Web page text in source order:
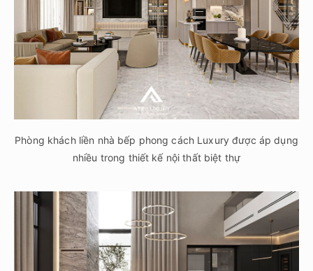
Phòng khách liền nhà bếp phong cách Luxury được áp dụng
nhiều trong thiết kế nội thất biệt thự